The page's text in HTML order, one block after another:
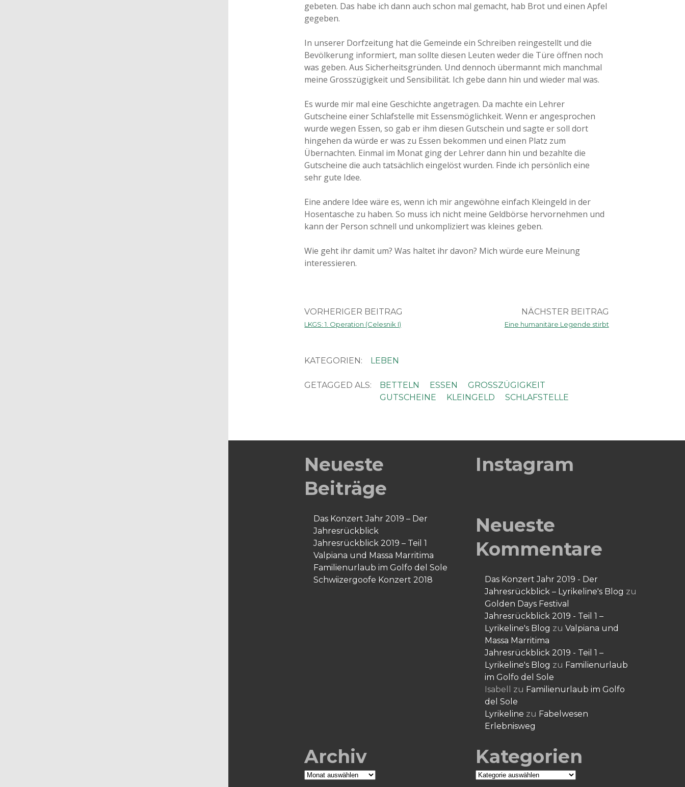
gebeten. Das habe ich dann auch schon mal gemacht, hab Brot und einen Apfel
gegeben.
In unserer Dorfzeitung hat die Gemeinde ein Schreiben reingestellt und die
Bevölkerung informiert, man sollte diesen Leuten weder die Türe öffnen noch
was geben. Aus Sicherheitsgründen. Und dennoch übermannt mich manchmal
meine Grosszügigkeit und Sensibilität. Ich gebe dann hin und wieder mal was.
Es wurde mir mal eine Geschichte angetragen. Da machte ein Lehrer
Gutscheine einer Schlafstelle mit Essensmöglichkeit. Wenn er angesprochen
wurde wegen Essen, so gab er ihm diesen Gutschein und sagte er soll dort
hingehen da würde er was zu Essen bekommen und einen Platz zum
Übernachten. Einmal im Monat ging der Lehrer dann hin und bezahlte die
Gutscheine die auch tatsächlich eingelöst wurden. Finde ich persönlich eine
sehr gute Idee.
Eine andere Idee wäre es, wenn ich mir angewöhne einfach Kleingeld in der
Hosentasche zu haben. So muss ich nicht meine Geldbörse hervornehmen und
kann der Person schnell und unkompliziert was kleines geben.
Wie geht ihr damit um? Was haltet ihr davon? Mich würde eure Meinung
interessieren.
VORHERIGER BEITRAG
LKGS: 1. Operation (Celesnik I)
NÄCHSTER BEITRAG
Eine humanitäre Legende stirbt
KATEGORIEN: LEBEN
GETAGGED ALS: BETTELN ESSEN
GROSSZÜGIGKEIT
GUTSCHEINE
KLEINGELD SCHLAFSTELLE
Neueste
Beiträge
Das Konzert Jahr 2019 – Der
Jahresrückblick
Jahresrückblick 2019 – Teil 1
Valpiana und Massa Marritima
Familienurlaub im Golfo del Sole
Schwiizergoofe Konzert 2018
Instagram
Neueste
Kommentare
Das Konzert Jahr 2019 - Der
Jahresrückblick – Lyrikeline's Blog zu
Golden Days Festival
Jahresrückblick 2019 - Teil 1 –
Lyrikeline's Blog zuValpiana und
Massa Marritima
Jahresrückblick 2019 - Teil 1 –
Lyrikeline's Blog zu Familienurlaub
im Golfo del Sole
Isabell
zu Familienurlaub im Golfo
del Sole
Lyrikeline zu Fabelwesen
Erlebnisweg
Archiv
Archiv
Kategorien
Kategorien